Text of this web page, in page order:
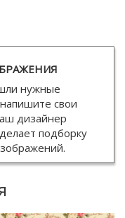
нужные
свои
дизайнер
подборку